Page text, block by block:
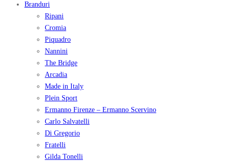
Branduri
Ripani
Cromia
Piquadro
Nannini
The Bridge
Arcadia
Made in Italy
Plein Sport
Ermanno Firenze – Ermanno Scervino
Carlo Salvatelli
Di Gregorio
Fratelli
Gilda Tonelli